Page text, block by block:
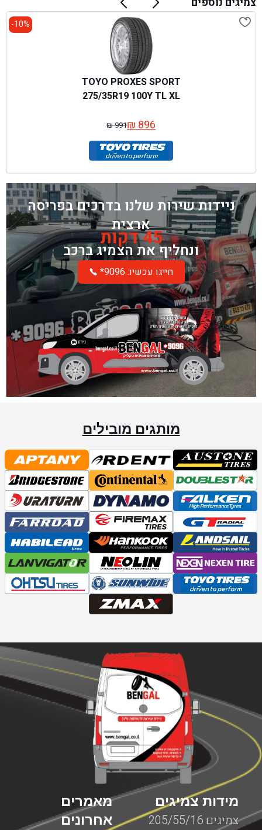
10%-
TOYO PROXES SPORT
275/35R19 100Y TL XL
₪991
המחיר
המקורי
היה:
₪ 991.
₪896 המחיר
הנוכחי
הוא:
₪ 896.
ניידות שירות שלנו בדרכים בפריסה
ארצית
45 דקות
ונחליף את הצמיג ברכב
*חייגו עכשיו: 9096
מותגים מובילים
מאמרים
אחרונים
מידות צמיגים
צמיגים 205/55/16